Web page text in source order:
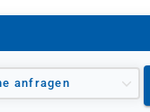
anfragen